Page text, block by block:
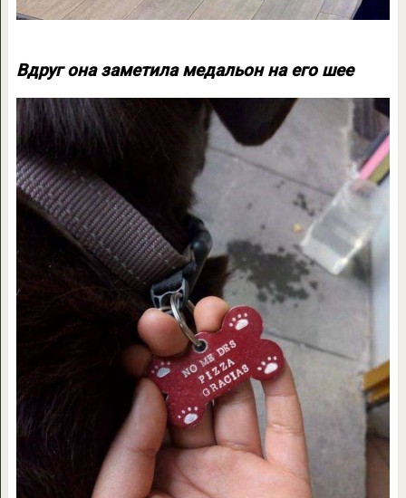
Вдруг она заметила медальон на его шее